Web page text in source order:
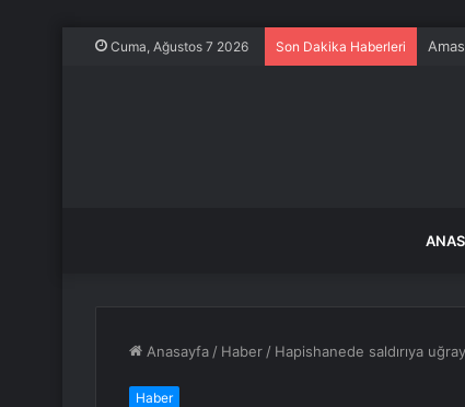
Cuma, Ağustos 7 2026 Son Dakika Haberleri
Anasayfa / Haber / Hapishanede saldırıya
Haber